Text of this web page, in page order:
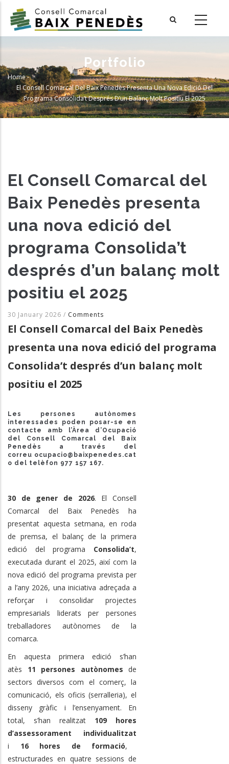
main
Portfolio
Breadcrumb
Home-
El Consell Comarcal Del Baix Penedès Presenta Una Nova Edició Del
Programa Consolida’t Després D’un Balanç Molt Positiu El 2025
El Consell Comarcal del
Baix Penedès presenta
una nova edició del
programa Consolida’t
després d’un balanç molt
positiu el 2025
30 January 2026 / Comments
El Consell Comarcal del Baix Penedès
presenta una nova edició del programa
Consolida’t després d’un balanç molt
positiu el 2025
Les persones autònomes
interessades poden posar-se en
contacte amb l’Àrea d’Ocupació
del Consell Comarcal del Baix
Penedès a través del
correu ocupacio@baixpenedes.cat
o del telèfon 977 157 167.
30 de gener de 2026. El Consell
Comarcal del Baix Penedès ha
presentat aquesta setmana, en roda
de premsa, el balanç de la primera
edició del programa Consolida’t,
executada durant el 2025, així com la
nova edició del programa prevista per
a l’any 2026, una iniciativa adreçada a
reforçar i consolidar projectes
empresarials liderats per persones
treballadores autònomes de la
comarca.
En aquesta primera edició s’han
atès 11 persones autònomes de
sectors diversos com el comerç, la
comunicació, els oficis (serralleria), el
disseny gràfic i l’ensenyament. En
total, s’han realitzat 109 hores
d’assessorament individualitzat
i 16 hores de formació,
estructurades en quatre sessions de